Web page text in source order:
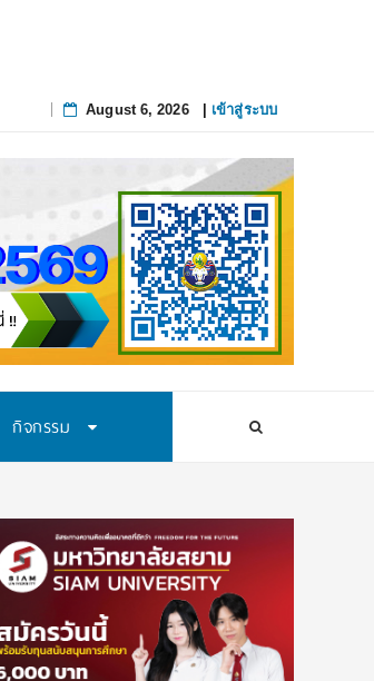
August 6, 2026| เข้าสู่ระบบ
กิจกรรม